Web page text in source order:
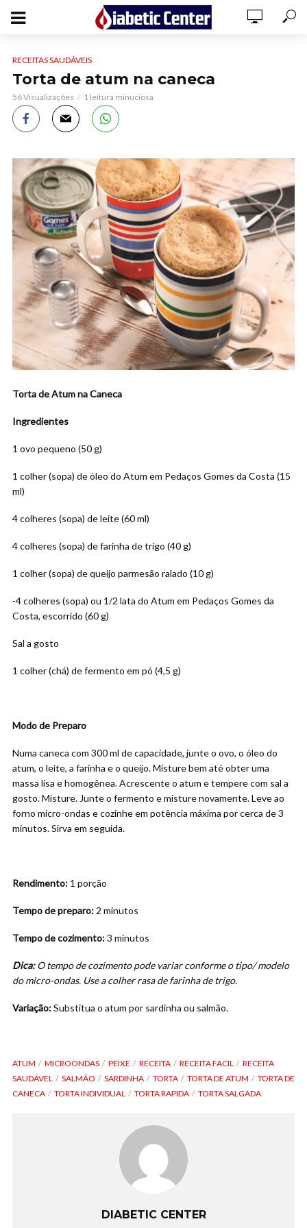
RECEITAS SAUDÁVEIS
Torta de atum na caneca
56 Visualizações 1 leitura minuciosa
Torta de Atum na Caneca
Ingredientes
1 ovo pequeno (50 g)
1 colher (sopa) de óleo do Atum em Pedaços Gomes da Costa (15
ml)
4 colheres (sopa) de leite (60 ml)
4 colheres (sopa) de farinha de trigo (40 g)
1 colher (sopa) de queijo parmesão ralado (10 g)
-4 colheres (sopa) ou 1/2 lata do Atum em Pedaços Gomes da
Costa, escorrido (60 g)
Sal a gosto
1 colher (chá) de fermento em pó (4,5 g)
Modo de Preparo
Numa caneca com 300 ml de capacidade, junte o ovo, o óleo do
atum, o leite, a farinha e o queijo. Misture bem até obter uma
massa lisa e homogênea. Acrescente o atum e tempere com sal a
gosto. Misture. Junte o fermento e misture novamente. Leve ao
forno micro-ondas e cozinhe em potência máxima por cerca de 3
minutos. Sirva em seguida.
Rendimento: 1 porção
Tempo de preparo: 2 minutos
Tempo de cozimento:3 minutos
Dica:O tempo de cozimento pode variar conforme o tipo/ modelo
do micro-ondas. Use a colher rasa de farinha de trigo.
Variação:Substitua o atum por sardinha ou salmão.
ATUM MICROONDAS PEIXE RECEITA RECEITA FACIL
RECEITA
SAUDÁVEL
SALMÃO SARDINHA TORTA TORTA DE ATUM
TORTA DE
CANECA
TORTA INDIVIDUAL TORTA RAPIDA TORTA SALGADA
DIABETIC CENTER